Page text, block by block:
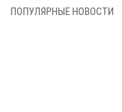
Военнослужащие по
ПОПУЛЯРНЫЕ НОВОСТИ